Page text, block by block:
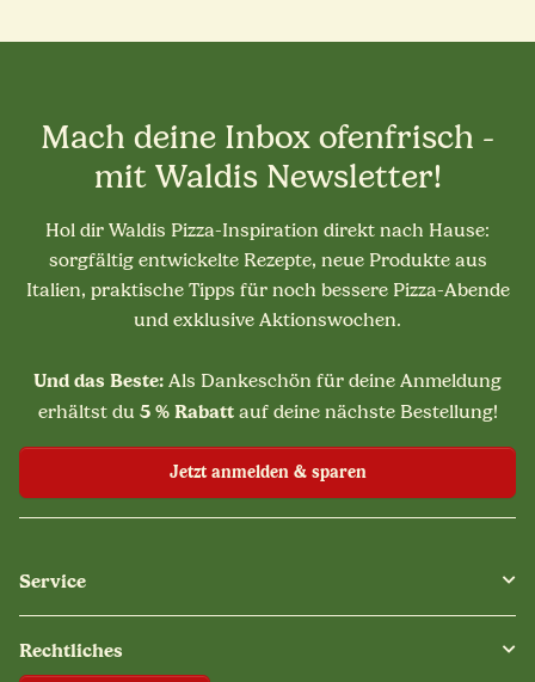
Mach deine Inbox ofenfrisch -
mit Waldis Newsletter!
Hol dir Waldis Pizza-Inspiration direkt nach Hause:
sorgfältig entwickelte Rezepte, neue Produkte aus
Italien, praktische Tipps für noch bessere Pizza-Abende
und exklusive Aktionswochen.
Und das Beste: Als Dankeschön für deine Anmeldung
erhältst du 5 % Rabattauf deine nächste Bestellung!
Jetzt anmelden & sparen
Service
Rechtliches